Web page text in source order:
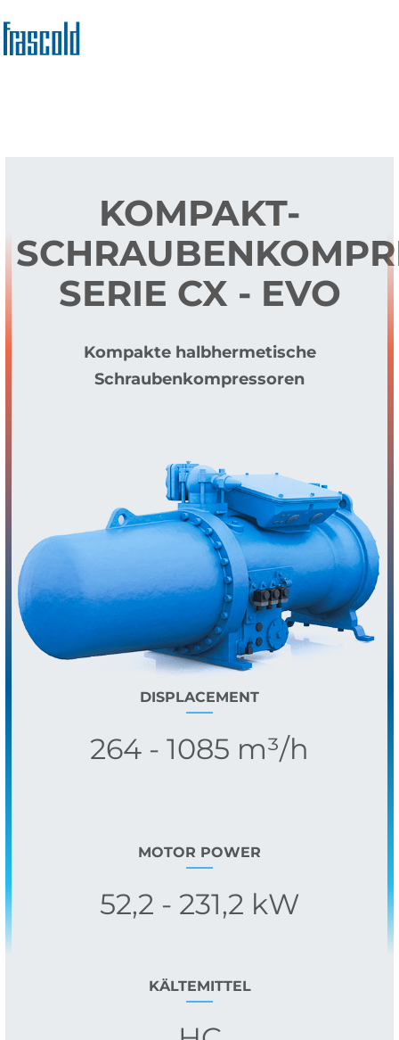
zum
Inhalt
KOMPAKT-
SERIE CX - EVO
Kompakte halbhermetische
Schraubenkompressoren
DISPLACEMENT
264 - 1085 m³/h
MOTOR POWER
52,2 - 231,2 kW
KÄLTEMITTEL